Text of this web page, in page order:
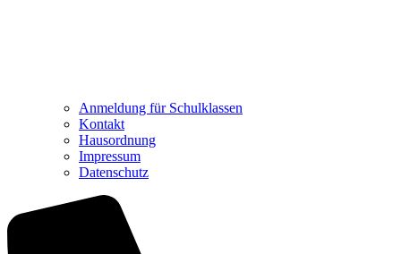
Anmeldung für Schulklassen
Kontakt
Hausordnung
Impressum
Datenschutz